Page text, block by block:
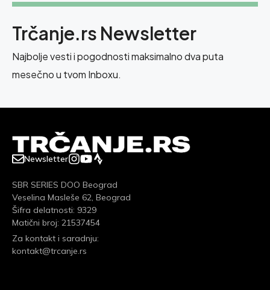
Trčanje.rs Newsletter
Najbolje vesti i pogodnosti maksimalno dva puta
mesečno u tvom Inboxu.
Newsletter
SBR SERIES DOO Beograd
Veselina Masleše 62, Beograd
Šifra delatnosti: 9329
Matični broj: 21537454
Za kontakt i saradnju:
kontakt@trcanje.rs